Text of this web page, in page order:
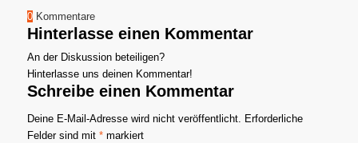
0 Kommentare
Hinterlasse einen Kommentar
An der Diskussion beteiligen?
Hinterlasse uns deinen Kommentar!
Schreibe einen Kommentar
Deine E-Mail-Adresse wird nicht veröffentlicht. Erforderliche
Felder sind mit *markiert